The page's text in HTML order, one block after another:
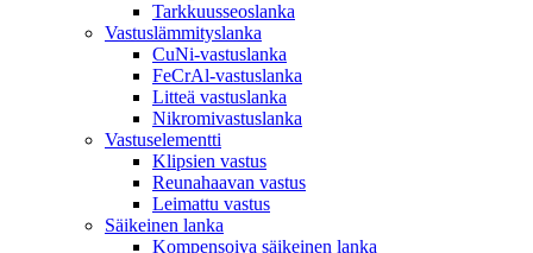
Tarkkuusseoslanka
Vastuslämmityslanka
CuNi-vastuslanka
FeCrAl-vastuslanka
Litteä vastuslanka
Nikromivastuslanka
Vastuselementti
Klipsien vastus
Reunahaavan vastus
Leimattu vastus
Säikeinen lanka
Kompensoiva säikeinen lanka